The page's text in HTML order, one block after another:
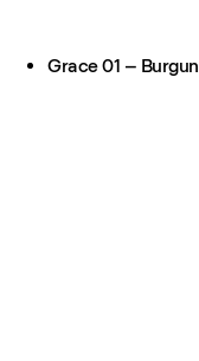
Grace 01 –